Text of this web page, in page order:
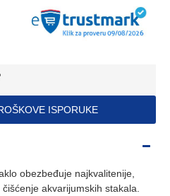
ISPORUKE
obezbeđuje najkvalitenije,
akvarijumskih stakala.